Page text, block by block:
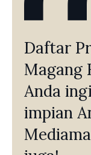
Daftar
Magang
Anda
impian